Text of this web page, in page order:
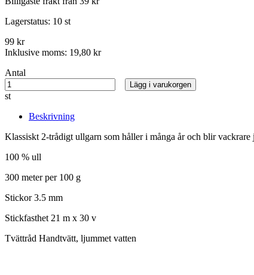
Lagerstatus: 10 st
99 kr
Inklusive moms: 19,80 kr
Antal
st
Lägg i varukorgen
Beskrivning
Klassiskt 2-trådigt ullgarn som håller i många år och blir
100 % ull
300 meter per 100 g
Stickor 3.5 mm
Stickfasthet 21 m x 30 v
Tvättråd Handtvätt, ljummet vatten